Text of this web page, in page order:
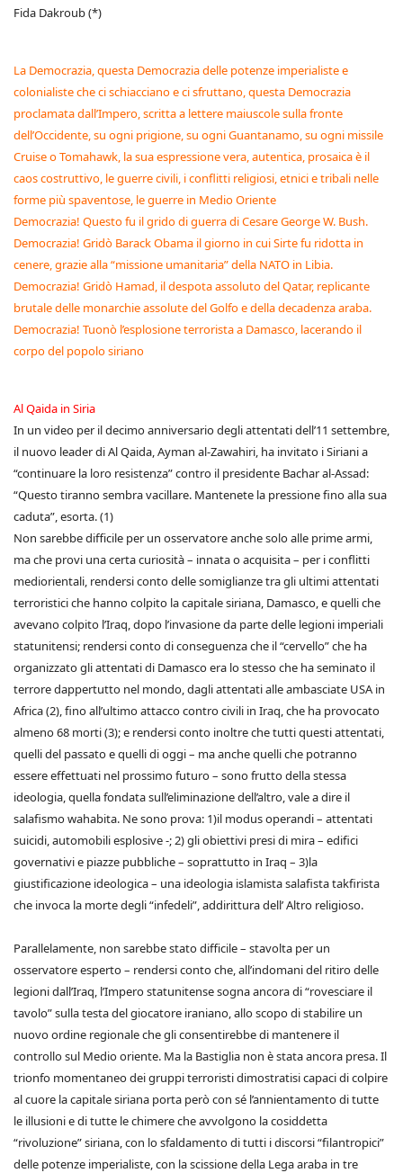
Fida Dakroub (*)
La Democrazia, questa Democrazia delle potenze imperialiste e
colonialiste che ci schiacciano e ci sfruttano, questa Democrazia
proclamata dall’Impero, scritta a lettere maiuscole sulla fronte
dell’Occidente, su ogni prigione, su ogni Guantanamo, su ogni missile
Cruise o Tomahawk, la sua espressione vera, autentica, prosaica è il
caos costruttivo, le guerre civili, i conflitti religiosi, etnici e tribali nelle
forme più spaventose, le guerre in Medio Oriente
Democrazia! Questo fu il grido di guerra di Cesare George W. Bush.
Democrazia! Gridò Barack Obama il giorno in cui Sirte fu ridotta in
cenere, grazie alla “missione umanitaria” della NATO in Libia.
Democrazia! Gridò Hamad, il despota assoluto del Qatar, replicante
brutale delle monarchie assolute del Golfo e della decadenza araba.
Democrazia! Tuonò l’esplosione terrorista a Damasco, lacerando il
corpo del popolo siriano
Al Qaida in Siria
In un video per il decimo anniversario degli attentati dell’11 settembre,
il nuovo leader di Al Qaida, Ayman al-Zawahiri, ha invitato i Siriani a
“continuare la loro resistenza” contro il presidente Bachar al-Assad:
“Questo tiranno sembra vacillare. Mantenete la pressione fino alla sua
caduta”, esorta. (1)
Non sarebbe difficile per un osservatore anche solo alle prime armi,
ma che provi una certa curiosità – innata o acquisita – per i conflitti
mediorientali, rendersi conto delle somiglianze tra gli ultimi attentati
terroristici che hanno colpito la capitale siriana, Damasco, e quelli che
avevano colpito l’Iraq, dopo l’invasione da parte delle legioni imperiali
statunitensi; rendersi conto di conseguenza che il “cervello” che ha
organizzato gli attentati di Damasco era lo stesso che ha seminato il
terrore dappertutto nel mondo, dagli attentati alle ambasciate USA in
Africa (2), fino all’ultimo attacco contro civili in Iraq, che ha provocato
almeno 68 morti (3); e rendersi conto inoltre che tutti questi attentati,
quelli del passato e quelli di oggi – ma anche quelli che potranno
essere effettuati nel prossimo futuro – sono frutto della stessa
ideologia, quella fondata sull’eliminazione dell’altro, vale a dire il
salafismo wahabita. Ne sono prova: 1)il modus operandi – attentati
suicidi, automobili esplosive -; 2) gli obiettivi presi di mira – edifici
governativi e piazze pubbliche – soprattutto in Iraq – 3)la
giustificazione ideologica – una ideologia islamista salafista takfirista
che invoca la morte degli “infedeli”, addirittura dell’ Altro religioso.
Parallelamente, non sarebbe stato difficile – stavolta per un
osservatore esperto – rendersi conto che, all’indomani del ritiro delle
legioni dall’Iraq, l’Impero statunitense sogna ancora di “rovesciare il
tavolo” sulla testa del giocatore iraniano, allo scopo di stabilire un
nuovo ordine regionale che gli consentirebbe di mantenere il
controllo sul Medio oriente. Ma la Bastiglia non è stata ancora presa. Il
trionfo momentaneo dei gruppi terroristi dimostratisi capaci di colpire
al cuore la capitale siriana porta però con sé l’annientamento di tutte
le illusioni e di tutte le chimere che avvolgono la cosiddetta
“rivoluzione” siriana, con lo sfaldamento di tutti i discorsi “filantropici”
delle potenze imperialiste, con la scissione della Lega araba in tre